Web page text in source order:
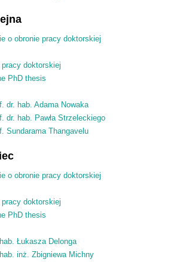
o obronie pracy doktorskiej
doktorskiej
PhD thesis
dr. hab. Adama Nowaka
dr. hab. Pawła Strzeleckiego
Sundarama Thangavelu
o obronie pracy doktorskiej
doktorskiej
PhD thesis
Łukasza Delonga
inż. Zbigniewa Michny